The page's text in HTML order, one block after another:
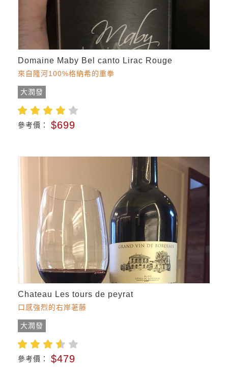
Domaine Maby Bel canto Lirac Rouge
來自隆河100%格納希的重拳
大潤發
參考價： $699
Chateau Les tours de peyrat
口感強烈的右岸荖藤
大潤發
參考價： $479